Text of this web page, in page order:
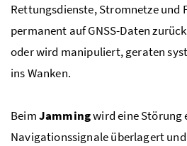
Rettungsdienste, Stromnetze und
permanent auf GNSS-Daten
oder wird manipuliert, geraten
ins Wanken.
BeimJammingwird eine Störung
Navigationssignale überlagert